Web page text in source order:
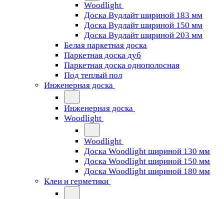
Woodlight
Доска Вудлайт шириной 183 мм
Доска Вудлайт шириной 150 мм
Доска Вудлайт шириной 203 мм
Белая паркетная доска
Паркетная доска дуб
Паркетная доска однополосная
Под теплый пол
Инженерная доска
Инженерная доска
Woodlight
Woodlight
Доска Woodlight шириной 130 мм
Доска Woodlight шириной 150 мм
Доска Woodlight шириной 180 мм
Клеи и герметики